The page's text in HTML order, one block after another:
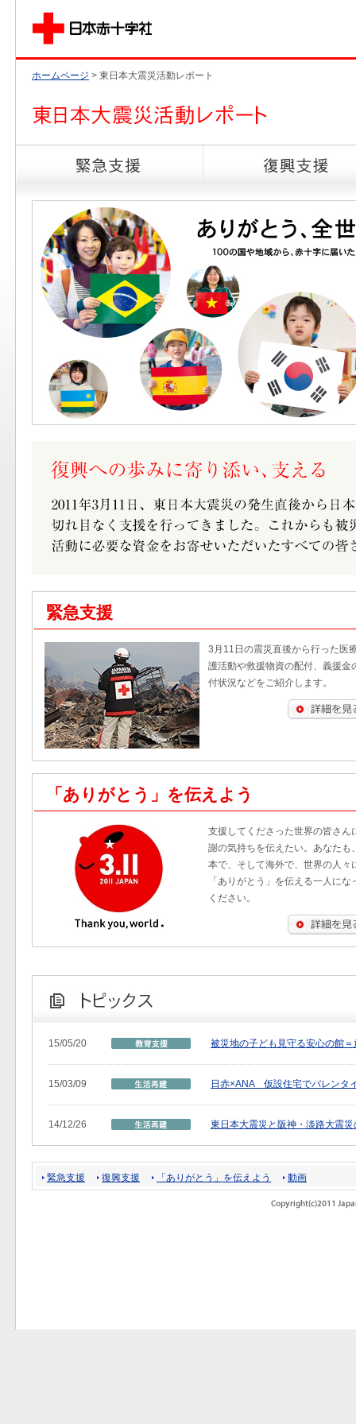
ホームページ > 東日本大震災活動レポート
緊急支援
3月11日の震災直後から行った医
護活動や救援物資の配付、義援金
付状況などをご紹介します。
「ありがとう」を伝えよう
支援してくださった世界の皆さん
謝の気持ちを伝えたい。あなたも
本で、そして海外で、世界の人々
「ありがとう」を伝える一人にな
ください。
15/05/20 被災地の子ども見守る安心の館
15/03/09 日赤×ANA 仮設住宅でバレンタ
14/12/26 東日本大震災と阪神・淡路大震
緊急支援 復興支援 「ありがとう」を伝えよう 動画